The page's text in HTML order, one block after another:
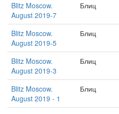
Blitz Moscow.
August 2019-7
Блиц
Blitz Moscow.
August 2019-5
Блиц
Blitz Moscow.
August 2019-3
Блиц
Blitz Moscow.
August 2019 - 1
Блиц